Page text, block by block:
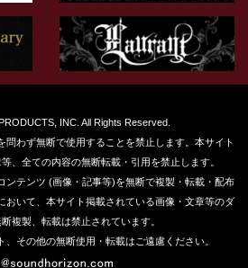
INC. All Rights Reserved.
問わず無断で使用することを禁止します。本サイト
、全ての内容の無断転載・引用を禁止します。
ンテンツ (画像・記事等)を無断で複製・転載・配布
おいて、本サイト掲載されている画像・文章等のダ
複製、転載は禁止されています。
、その他の無断使用・転載はご遠慮ください。